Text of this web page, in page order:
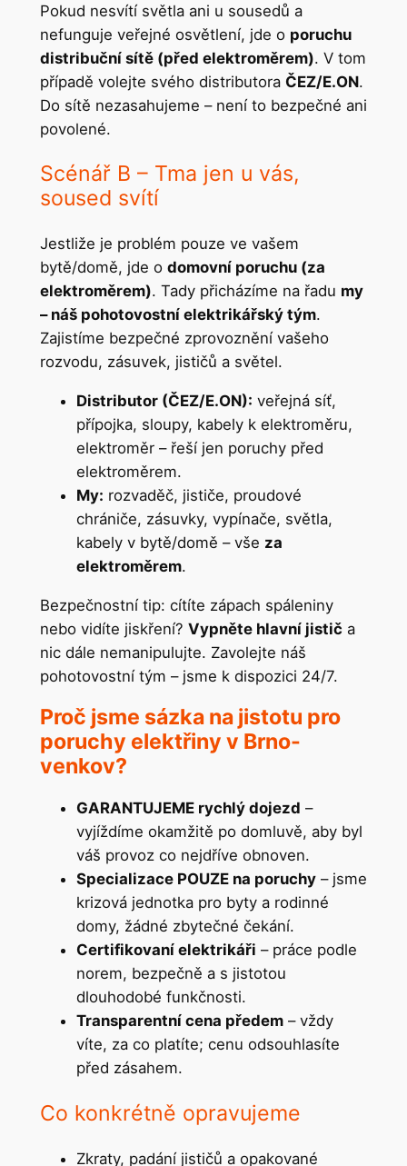
Pokud nesvítí světla ani u sousedů a
nefunguje veřejné osvětlení, jde o poruchu
distribuční sítě (před elektroměrem). V tom
případě volejte svého distributora ČEZ/E.ON.
Do sítě nezasahujeme – není to bezpečné ani
povolené.
Scénář B – Tma jen u vás,
soused svítí
Jestliže je problém pouze ve vašem
bytě/domě, jde o domovní poruchu (za
elektroměrem). Tady přicházíme na řadu my
– náš pohotovostní elektrikářský tým.
Zajistíme bezpečné zprovoznění vašeho
rozvodu, zásuvek, jističů a světel.
Distributor (ČEZ/E.ON): veřejná síť,
přípojka, sloupy, kabely k elektroměru,
elektroměr – řeší jen poruchy před
elektroměrem.
My: rozvaděč, jističe, proudové
chrániče, zásuvky, vypínače, světla,
kabely v bytě/domě – vše za
elektroměrem.
Bezpečnostní tip: cítíte zápach spáleniny
nebo vidíte jiskření? Vypněte hlavní jistič a
nic dále nemanipulujte. Zavolejte náš
pohotovostní tým – jsme k dispozici 24/7.
Proč jsme sázka na jistotu pro
poruchy elektřiny v Brno-
venkov?
GARANTUJEME rychlý dojezd –
vyjíždíme okamžitě po domluvě, aby byl
váš provoz co nejdříve obnoven.
Specializace POUZE na poruchy– jsme
krizová jednotka pro byty a rodinné
domy, žádné zbytečné čekání.
Certifikovaní elektrikáři – práce podle
norem, bezpečně a s jistotou
dlouhodobé funkčnosti.
Transparentní cena předem– vždy
víte, za co platíte; cenu odsouhlasíte
před zásahem.
Co konkrétně opravujeme
Zkraty, padání jističů a opakované